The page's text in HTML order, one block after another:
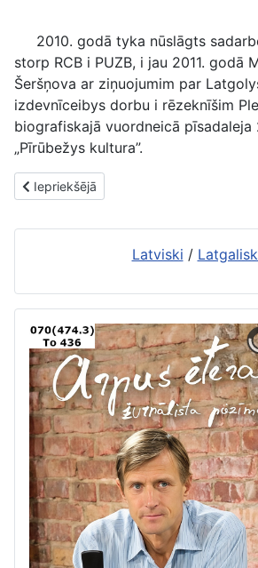
2010. godā tyka nūslāgts
storp RCB i PUZB, i jau 2011. godā
Šeršņova ar ziņuojumim par
izdevnīceibys dorbu i rēzeknīšim
biografiskajā vuordneicā pīsadaleja
„Pīrūbežys kultura”.
Iepriekšējais raksts: Bibliotekā
Iepriekšējā
Latviski /